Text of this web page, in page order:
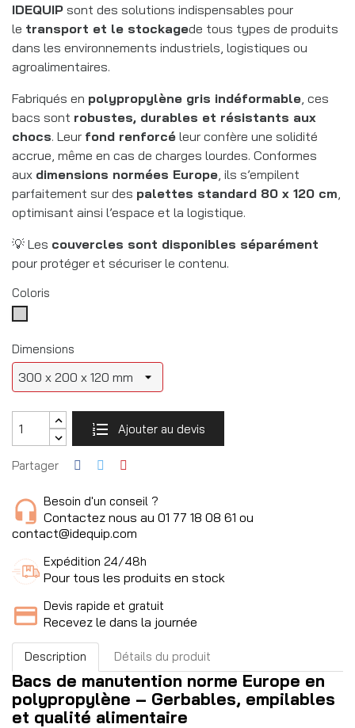
IDEQUIP sont des solutions indispensables pour
le transport et le stockagede tous types de produits
dans les environnements industriels, logistiques ou
agroalimentaires.
Fabriqués en polypropylène gris indéformable, ces
bacs sont robustes, durables et résistants aux
chocs. Leur fond renforcé leur confère une solidité
accrue, même en cas de charges lourdes. Conformes
aux dimensions normées Europe, ils s’empilent
parfaitement sur des palettes standard 80 x 120 cm,
optimisant ainsi l’espace et la logistique.
💡 Les couvercles sont disponibles séparément
pour protéger et sécuriser le contenu.
Coloris
Dimensions
Ajouter au devis
Partager
Besoin d'un conseil ?
Contactez nous au 01 77 18 08 61 ou
contact@idequip.com
Expédition 24/48h
Pour tous les produits en stock
Devis rapide et gratuit
Recevez le dans la journée
Description Détails du produit
Bacs de manutention norme Europe en
polypropylène – Gerbables, empilables
et qualité alimentaire